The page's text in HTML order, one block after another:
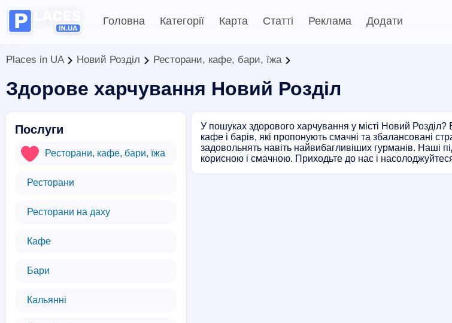
Головна Категорії Карта Статті Реклама Додати
Places in UA Новий Розділ Ресторани, кафе, бари, їжа
Здорове харчування Новий Розділ
Послуги
Ресторани, кафе, бари, їжа
Ресторани
Ресторани на даху
Кафе
Бари
Кальянні
У пошуках здорового харчування у місті Новий Розділ?
кафе і барів, які пропонують смачні та збалансовані
задовольнять навіть найвибагливіших гурманів. Наші
корисною і смачною. Приходьте до нас і